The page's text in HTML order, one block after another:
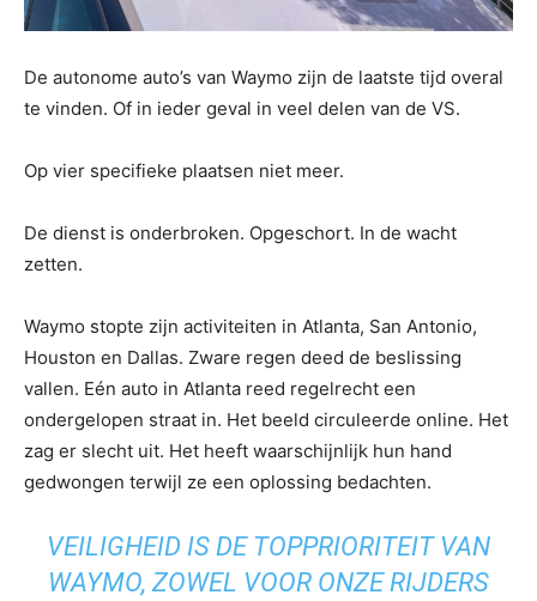
De autonome auto’s van Waymo zijn de laatste tijd overal
te vinden. Of in ieder geval in veel delen van de VS.
Op vier specifieke plaatsen niet meer.
De dienst is onderbroken. Opgeschort. In de wacht
zetten.
Waymo stopte zijn activiteiten in Atlanta, San Antonio,
Houston en Dallas. Zware regen deed de beslissing
vallen. Eén auto in Atlanta reed regelrecht een
ondergelopen straat in. Het beeld circuleerde online. Het
zag er slecht uit. Het heeft waarschijnlijk hun hand
gedwongen terwijl ze een oplossing bedachten.
VEILIGHEID IS DE TOPPRIORITEIT VAN
WAYMO, ZOWEL VOOR ONZE RIJDERS